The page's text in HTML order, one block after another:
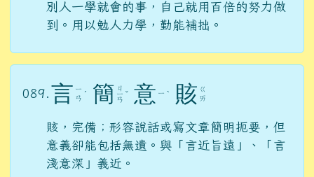
別人一學就會的事，自己就用百倍的努力做
到。用以勉人力學，勤能補拙。
089. 言 ㄧ
ㄢ ˊ 簡 ㄐ
ㄧ
ㄢ
ˇ 意 ㄧ ˋ 賅 ㄍ
ㄞ
賅，完備；形容說話或寫文章簡明扼要，但
意義卻能包括無遺。與「言近旨遠」、「言
淺意深」義近。